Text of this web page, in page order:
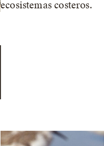
ecosistemas costeros.